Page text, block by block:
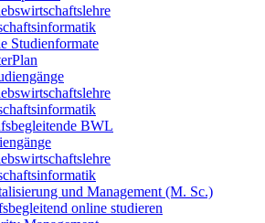
Studienformate
BWL
und Management (M. Sc.)
online studieren